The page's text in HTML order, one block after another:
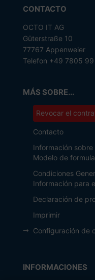
CONTACTO
OCTO IT AG
Güterstraße 10
77767 Appenweier
Telefon +49 7805 99
MÁS SOBRE...
Revocar el
Contacto
Información
Modelo de
Condiciones
Información para
Declaración de
Imprimir
Configuración de
INFORMACIONES